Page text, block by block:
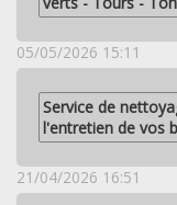
05/05/2026 15:11
Service de
l'entretien de vos
21/04/2026 16:51